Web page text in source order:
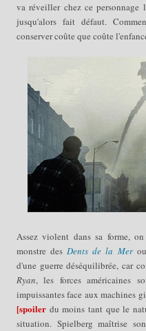
va réveiller chez ce
jusqu'alors fait défaut.
conserver coûte que coûte
Assez violent dans sa forme,
monstre desDents de la Merou
d'une guerre déséquilibrée, car
Ryan, les forces américaines
impuissantes face aux machines
[spoiler du moins tant que le
situation. Spielberg maîtrise